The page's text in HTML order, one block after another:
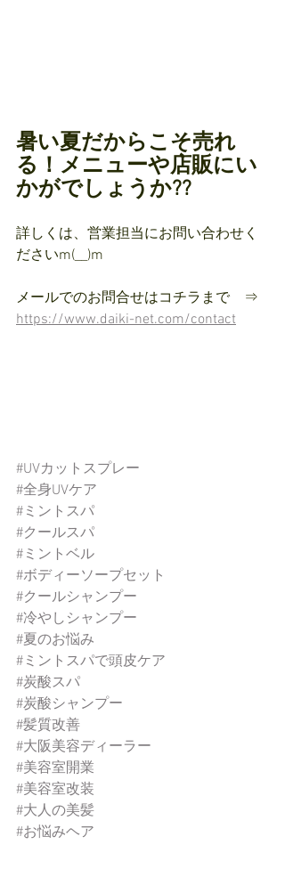
暑い夏だからこそ売れ
る！メニューや店販にい
かがでしょうか??
詳しくは、営業担当にお問い合わせく
ださいm(__)m
メールでのお問合せはコチラまで　⇒
https://www.daiki-net.com/contact
#UVカットスプレー
#全身UVケア
#ミントスパ
#クールスパ
#ミントベル
#ボディーソープセット
#クールシャンプー
#冷やしシャンプー
#夏のお悩み
#ミントスパで頭皮ケア
#炭酸スパ
#炭酸シャンプー
#髪質改善
#大阪美容ディーラー
#美容室開業
#美容室改装
#大人の美髪
#お悩みヘア